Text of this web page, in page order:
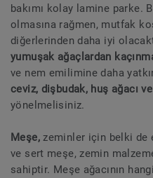
bakımı kolay lamine parke.
olmasına rağmen, mutfak
diğerlerinden daha iyi
yumuşak ağaçlardan
ve nem emilimine daha
ceviz, dişbudak, huş ağacı
yönelmelisiniz.
Meşe,zeminler için belki de
ve sert meşe, zemin
sahiptir. Meşe ağacının